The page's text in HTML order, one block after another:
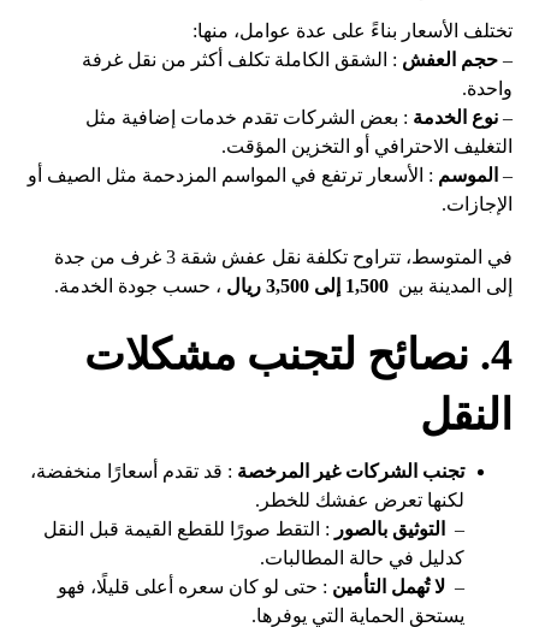
تختلف الأسعار بناءً على عدة عوامل، منها:
–حجم العفش : الشقق الكاملة تكلف أكثر من نقل غرفة
واحدة.
–نوع الخدمة : بعض الشركات تقدم خدمات إضافية مثل
التغليف الاحترافي أو التخزين المؤقت.
– الموسم : الأسعار ترتفع في المواسم المزدحمة مثل الصيف أو
الإجازات.
في المتوسط، تتراوح تكلفة نقل عفش شقة 3 غرف من جدة
إلى المدينة بين1,500 إلى 3,500 ريال ، حسب جودة الخدمة.
4. نصائح لتجنب مشكلات
النقل
تجنب الشركات غير المرخصة : قد تقدم أسعارًا منخفضة،
لكنها تعرض عفشك للخطر.
–
التوثيق بالصور : التقط صورًا للقطع القيمة قبل النقل
كدليل في حالة المطالبات.
–لا تُهمل التأمين : حتى لو كان سعره أعلى قليلًا، فهو
يستحق الحماية التي يوفرها.